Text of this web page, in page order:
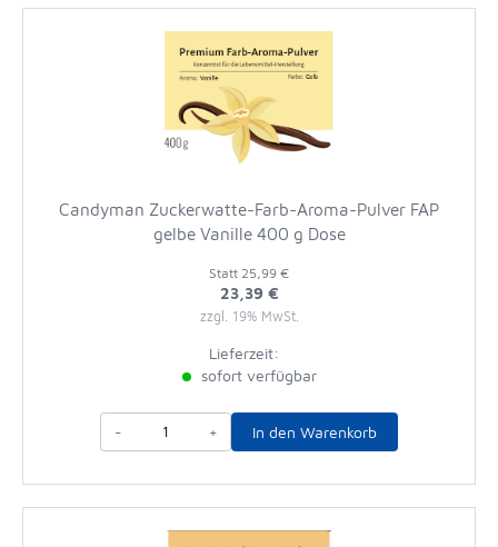
Candyman Zuckerwatte-Farb-Aroma-Pulver FAP
gelbe Vanille 400 g Dose
Statt 25,99 €
23,39 €
zzgl. 19% MwSt.
Lieferzeit:
sofort verfügbar
- + In den Warenkorb